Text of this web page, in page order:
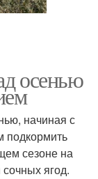
осенью
начиная с
подкормить
сезоне на
ягод.